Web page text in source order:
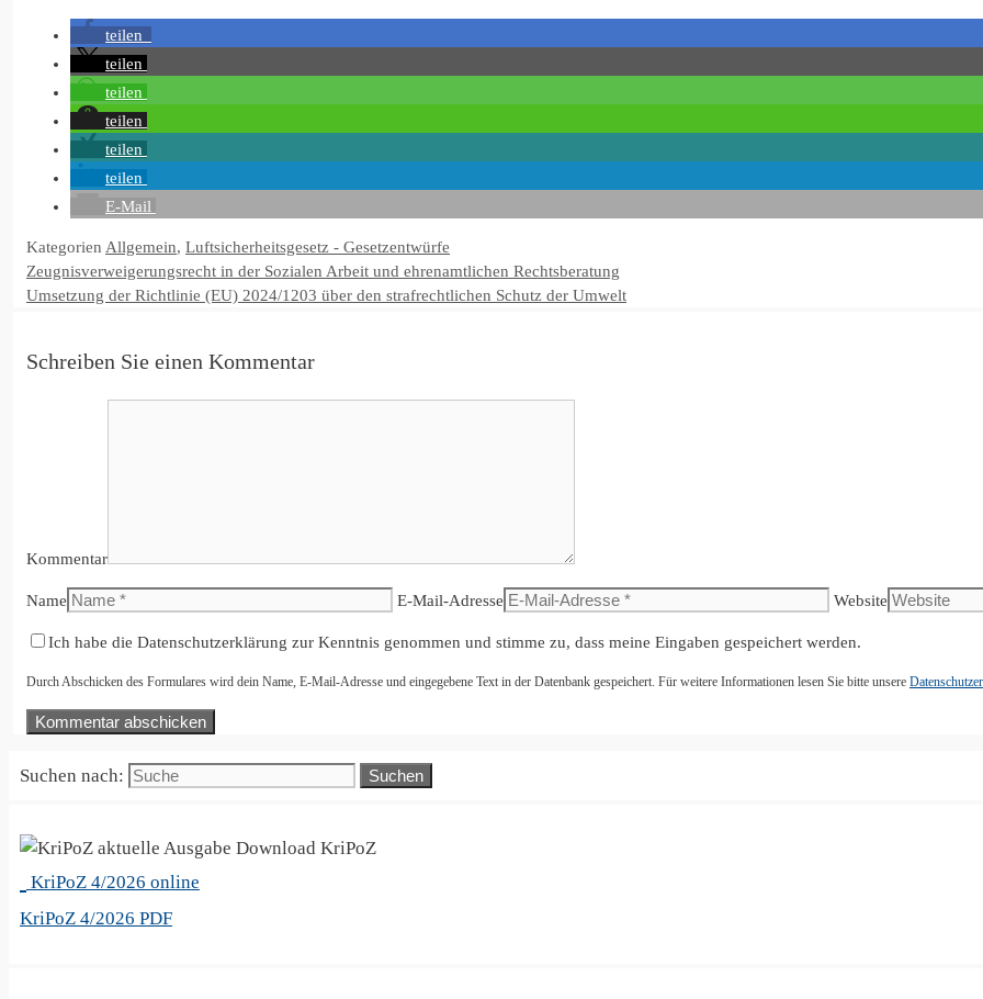
teilen
teilen
teilen
teilen
teilen
teilen
E-Mail
Kategorien Allgemein, Luftsicherheitsgesetz - Gesetzentwürfe
Zeugnisverweigerungsrecht in der Sozialen Arbeit und ehrenamtlichen Rechtsberatung
Umsetzung der Richtlinie (EU) 2024/1203 über den strafrechtlichen Schutz der Umwelt
Schreiben Sie einen Kommentar
Kommentar
Name E-Mail-Adresse Website
Ich habe die Datenschutzerklärung zur Kenntnis genommen und stimme zu, dass meine Eingaben gespeichert werden.
Durch Abschicken des Formulares wird dein Name, E-Mail-Adresse und eingegebene Text in der Datenbank gespeichert. Für weitere Informationen lesen Sie bitte unsere
Suchen nach:
KriPoZ
KriPoZ 4/2026 online
KriPoZ 4/2026 PDF